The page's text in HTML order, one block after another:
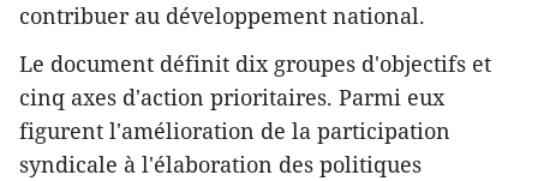
contribuer au développement national.
Le document définit dix groupes d'objectifs et
cinq axes d'action prioritaires. Parmi eux
figurent l'amélioration de la participation
syndicale à l'élaboration des politiques